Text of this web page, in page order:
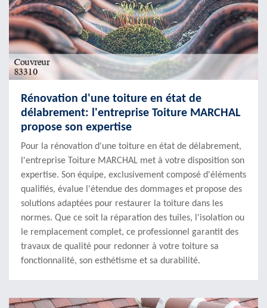
Rénovation d'une toiture en état de
délabrement: l'entreprise Toiture MARCHAL
propose son expertise
Pour la rénovation d'une toiture en état de délabrement,
l'entreprise Toiture MARCHAL met à votre disposition son
expertise. Son équipe, exclusivement composé d'éléments
qualifiés, évalue l'étendue des dommages et propose des
solutions adaptées pour restaurer la toiture dans les
normes. Que ce soit la réparation des tuiles, l'isolation ou
le remplacement complet, ce professionnel garantit des
travaux de qualité pour redonner à votre toiture sa
fonctionnalité, son esthétisme et sa durabilité.